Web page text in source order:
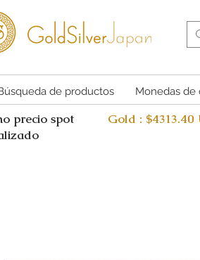
de productos Monedas de
precio spot
Gold :